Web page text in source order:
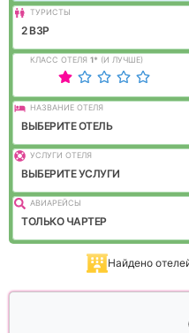
ТУРИСТЫ
2 ВЗР
КЛАСС ОТЕЛЯ 1* (И ЛУЧШЕ)
НАЗВАНИЕ ОТЕЛЯ
ВЫБЕРИТЕ ОТЕЛЬ
УСЛУГИ ОТЕЛЯ
ВЫБЕРИТЕ УСЛУГИ
АВИАРЕЙСЫ
ТОЛЬКО ЧАРТЕР
Найдено